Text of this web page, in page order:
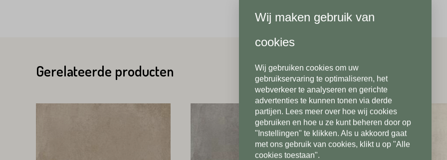
Gerelateerde producten
Achternaam*
Telefoonnummer*
Postcode*
Telefoonnummer*
Postcode*
Toevoeging
Wij maken gebruik van
cookies
Wij gebruiken cookies om uw
gebruikservaring te optimaliseren, het
webverkeer te analyseren en gerichte
advertenties te kunnen tonen via derde
partijen. Lees meer over hoe wij cookies
gebruiken en hoe u ze kunt beheren door op
"Instellingen" te klikken. Als u akkoord gaat
met ons gebruik van cookies, klikt u op "Alle
cookies toestaan".